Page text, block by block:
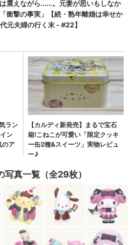
写真一覧（全29枚）